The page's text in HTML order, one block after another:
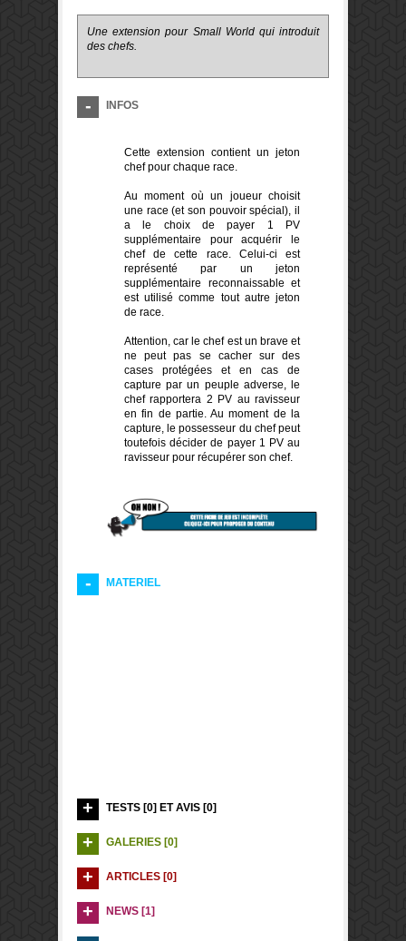
Une extension pour Small World qui introduit
des chefs.
INFOS
Cette extension contient un jeton
chef pour chaque race.
Au moment où un joueur choisit
une race (et son pouvoir spécial), il
a le choix de payer 1 PV
supplémentaire pour acquérir le
chef de cette race. Celui-ci est
représenté par un jeton
supplémentaire reconnaissable et
est utilisé comme tout autre jeton
de race.
Attention, car le chef est un brave et
ne peut pas se cacher sur des
cases protégées et en cas de
capture par un peuple adverse, le
chef rapportera 2 PV au ravisseur
en fin de partie. Au moment de la
capture, le possesseur du chef peut
toutefois décider de payer 1 PV au
ravisseur pour récupérer son chef.
MATERIEL
TESTS [0] ET AVIS [0]
GALERIES [0]
ARTICLES [0]
NEWS [1]